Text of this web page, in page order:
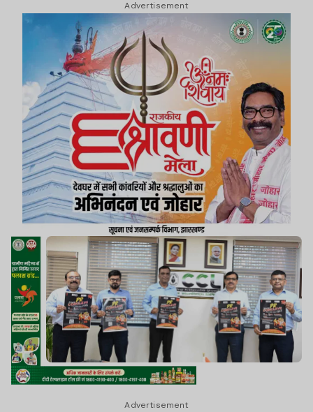
Advertisement
Advertisement